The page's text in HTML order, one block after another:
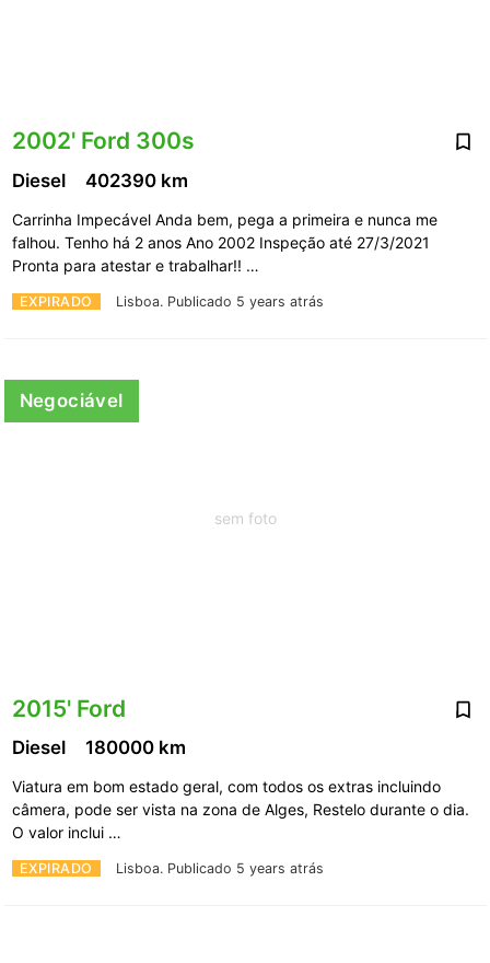
2002' Ford 300s
EXPIRADO Lisboa. Publicado 5 years atrás
Diesel 402390 km
Carrinha Impecável Anda bem, pega a primeira e nunca me
falhou. Tenho há 2 anos Ano 2002 Inspeção até 27/3/2021
Pronta para atestar e trabalhar!! …
sem foto
Negociável
2015' Ford
EXPIRADO Lisboa. Publicado 5 years atrás
Diesel 180000 km
Viatura em bom estado geral, com todos os extras incluindo
câmera, pode ser vista na zona de Alges, Restelo durante o dia.
O valor inclui …